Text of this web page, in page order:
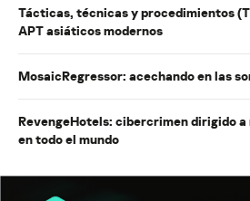
Tácticas, técnicas y procedimientos
APT asiáticos modernos
MosaicRegressor: acechando en las
RevengeHotels: cibercrimen dirigido
en todo el mundo